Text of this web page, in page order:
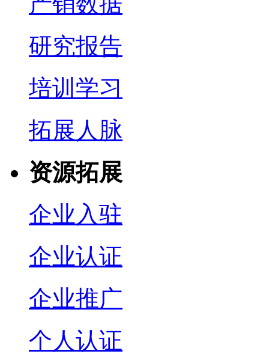
研究报告
培训学习
拓展人脉
资源拓展
企业入驻
企业认证
企业推广
个人认证